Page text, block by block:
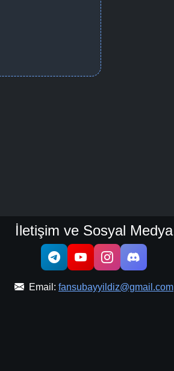
İletişim ve Sosyal Medya
Email: fansubayyildiz@gmail.com